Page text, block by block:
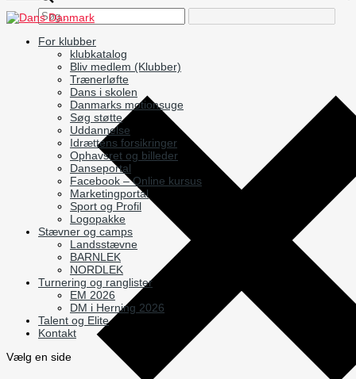
For klubber
klubkatalog
Bliv medlem (Klubber)
Trænerløfte
Dans i skolen
Danmarks motionsuge
Søg støtte
Uddannelse
Idrættens forsikringer
Ophavsret og billeder
Danseportal
Facebook – Online kursus
Marketingportal
Sport og Profil
Logopakke
Stævner og camps
Landsstævne
BARNLEK
NORDLEK
Turnering og ranglister
EM 2026
DM i Herning 2026
Talent og Elite
Kontakt
Vælg en side